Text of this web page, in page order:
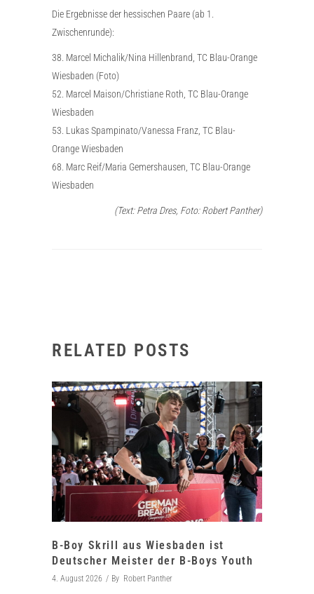
Die Ergebnisse der hessischen Paare (ab 1.
Zwischenrunde):
38. Marcel Michalik/Nina Hillenbrand, TC Blau-Orange
Wiesbaden (Foto)
52. Marcel Maison/Christiane Roth, TC Blau-Orange
Wiesbaden
53. Lukas Spampinato/Vanessa Franz, TC Blau-
Orange Wiesbaden
68. Marc Reif/Maria Gemershausen, TC Blau-Orange
Wiesbaden
(Text: Petra Dres, Foto: Robert Panther)
RELATED POSTS
B-Boy Skrill aus Wiesbaden ist
Deutscher Meister der B-Boys Youth
4. August 2026 By Robert Panther